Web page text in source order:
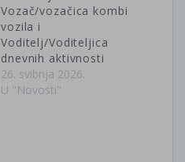
Vozač/vozačica kombi
vozila i
Voditelj/Voditeljica
dnevnih aktivnosti
26. svibnja 2026.
U "Novosti"